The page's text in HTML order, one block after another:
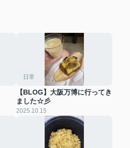
日常
【BLOG】大阪万博に行ってき
ました☆彡
2025.10.15